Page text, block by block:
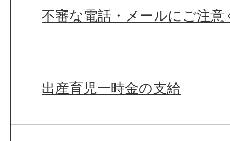
不審な電話・メールにご注意
出産育児一時金の支給